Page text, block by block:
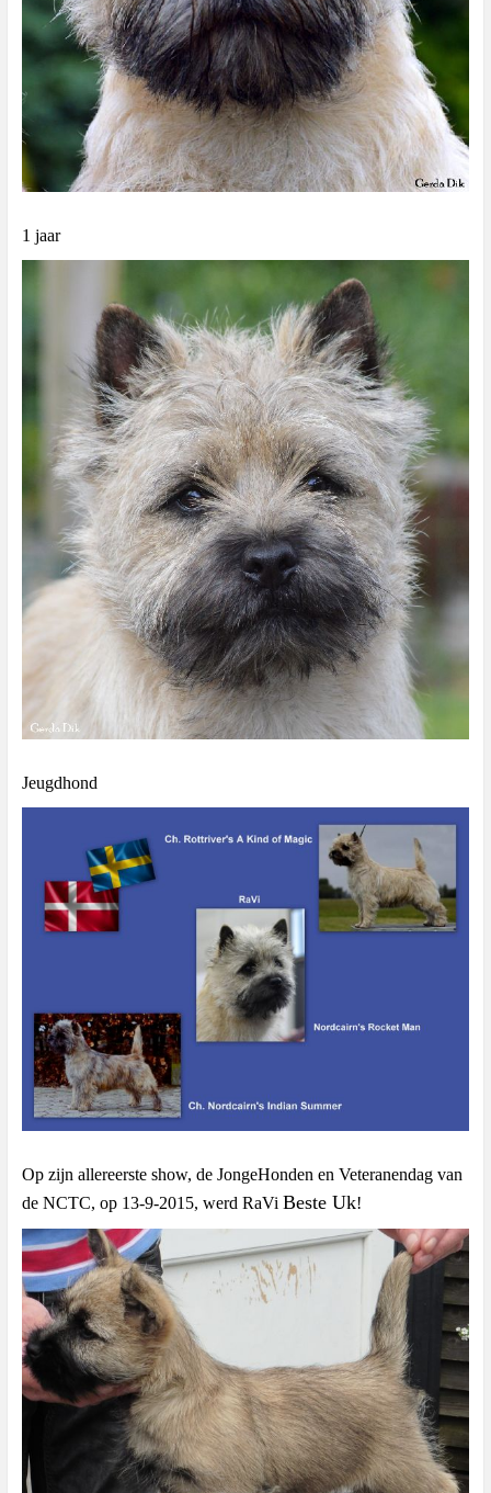
1 jaar
Jeugdhond
Op zijn allereerste show, de JongeHonden en Veteranendag van
de NCTC, op 13-9-2015, werd RaVi Beste Uk!